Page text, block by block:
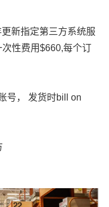
新指定第三方系统服
性费用$660,每个订
号， 发货时bill on